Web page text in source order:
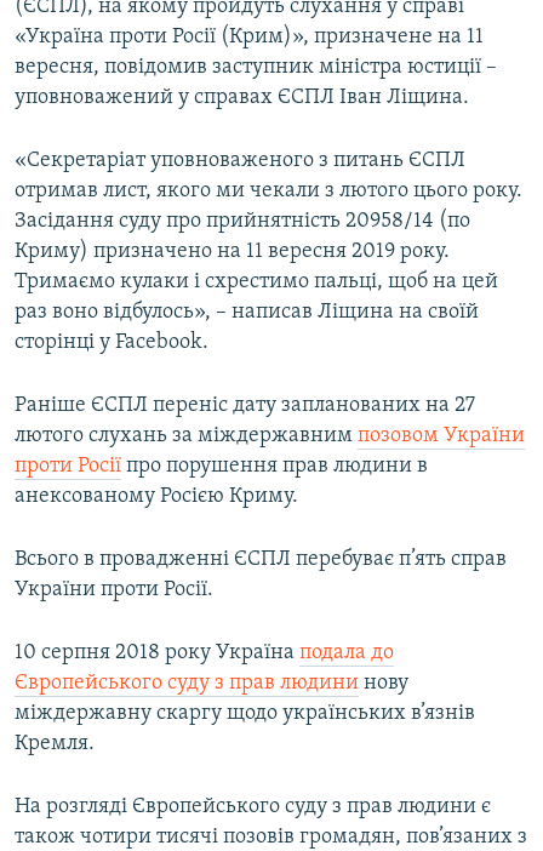
КТАТ
ДОЛУЧАЙСЯ!
Усі сайти RFE/RL
(ЄСПЛ), на якому пройдуть слухання у справі
«Україна проти Росії (Крим)», призначене на 11
вересня, повідомив заступник міністра юстиції –
уповноважений у справах ЄСПЛ Іван Ліщина.
«Секретаріат уповноваженого з питань ЄСПЛ
отримав лист, якого ми чекали з лютого цього року.
Засідання суду про прийнятність 20958/14 (по
Криму) призначено на 11 вересня 2019 року.
Тримаємо кулаки і схрестимо пальці, щоб на цей
раз воно відбулось», – написав Ліщина на своїй
сторінці у Facebook.
Раніше ЄСПЛ переніс дату запланованих на 27
лютого слухань за міждержавним позовом України
проти Росії про порушення прав людини в
анексованому Росією Криму.
Всього в провадженні ЄСПЛ перебуває п’ять справ
України проти Росії.
10 серпня 2018 року Україна подала до
Європейського суду з прав людини нову
міждержавну скаргу щодо українських в’язнів
Кремля.
На розгляді Європейського суду з прав людини є
також чотири тисячі позовів громадян, пов’язаних з